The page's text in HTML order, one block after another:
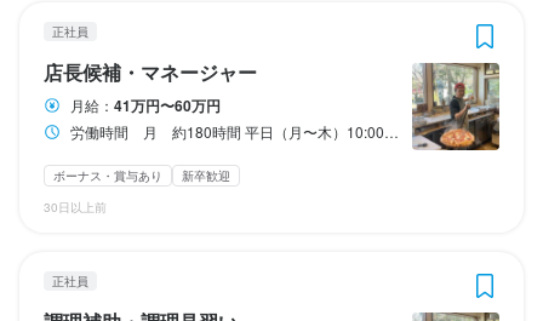
ヘルプ・お問い合わせフォーム
掲載をご検討の店舗様へ
食べログ求人PRESS
プライバシーポリシー
利用規約
正社員
店長候補・マネージャー
月給： 41万円〜60万円
労働時間 月 約180時間 平日（月〜木）10:00～17:00 金、土、日、祝日10:00〜22:00（実働11h・休憩１h）
ボーナス・賞与あり
新卒歓迎
30日以上前
正社員
月給410,000円〜600,000円
ボーナス・賞与あり 昇給あり 交通費支給
資格手当・スキル手当あり
インセンティブあり
試用期間
給与補足
月給300,000円〜450,000円
ボーナス・賞与あり 昇給あり 交通費支給
資格手当・スキル手当あり
インセンティブあり
試用期間
給与補足
月給350,000円〜500,000円
ボーナス・賞与あり 昇給あり 交通費支給
資格手当・スキル手当あり
インセンティブあり
試用期間
給与補足
時給1,400円〜
昇給あり インセンティブあり 扶養内勤務OK
研修期間
給与補足
法定時間外勤務、休日勤務、深夜勤務については、下記の割合率